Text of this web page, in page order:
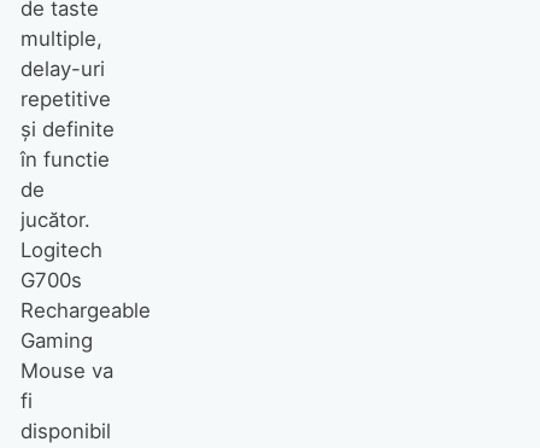
de taste
multiple,
delay-uri
repetitive
şi definite
în functie
de
jucător.
Logitech
G700s
Rechargeable
Gaming
Mouse va
fi
disponibil